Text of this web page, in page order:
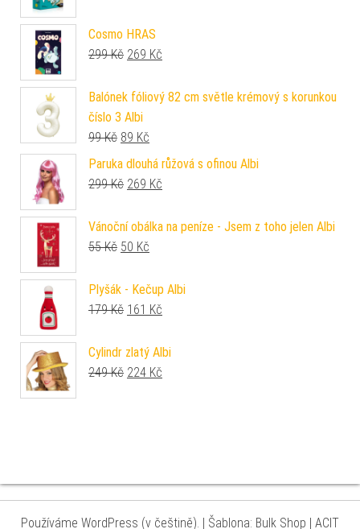
Cosmo HRAS
299Kč Původní cena byla: 299 Kč.
269 Kč
Balónek fóliový 82 cm světle krémový s korunkou
číslo 3 Albi
99Kč Původní cena byla: 99 Kč.
89 Kč
Paruka dlouhá růžová s ofinou Albi
299Kč Původní cena byla: 299 Kč.
269 Kč
Vánoční obálka na peníze - Jsem z toho jelen Albi
55Kč Původní cena byla: 55 Kč.
50 Kč
Plyšák - Kečup Albi
179Kč Původní cena byla: 179 Kč.
161 Kč
Cylindr zlatý Albi
249Kč Původní cena byla: 249 Kč.
224 Kč
Používáme WordPress (v češtině). | Šablona: Bulk Shop | ACIT